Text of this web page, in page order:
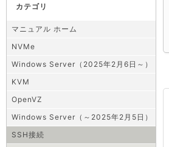
カテゴリ
マニュアル ホーム
NVMe
Windows Server（2025年2月6日～）
KVM
OpenVZ
Windows Server（～2025年2月5日）
SSH接続